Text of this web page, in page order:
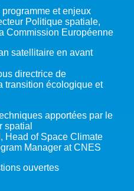
et enjeux
Politique spatiale,
Commission Européenne
satellitaire en avant
directrice de
transition écologique et
apportées par le
spatial
Head of Space Climate
Manager at CNES
ouvertes